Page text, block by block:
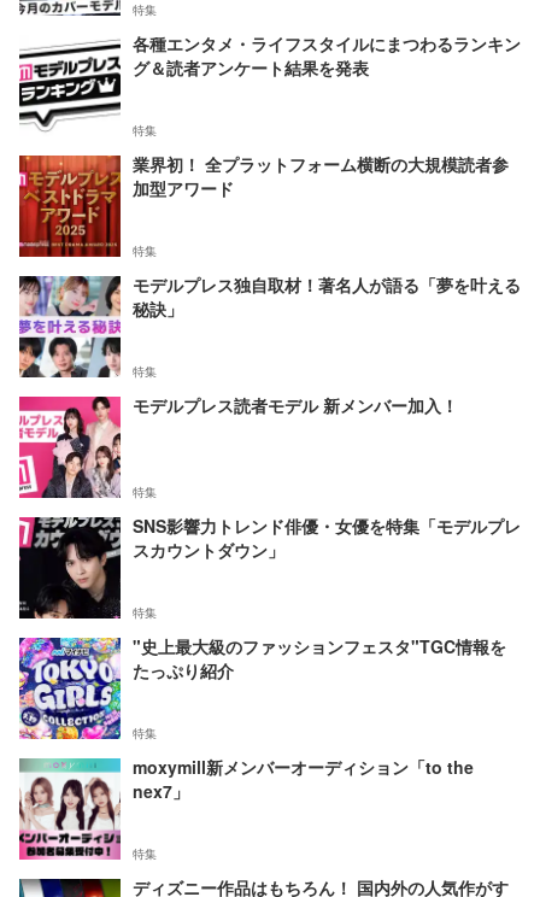
特集
各種エンタメ・ライフスタイルにまつわるランキン
グ＆読者アンケート結果を発表
特集
業界初！ 全プラットフォーム横断の大規模読者参
加型アワード
特集
モデルプレス独自取材！著名人が語る「夢を叶える
秘訣」
特集
モデルプレス読者モデル 新メンバー加入！
特集
SNS影響力トレンド俳優・女優を特集「モデルプレ
スカウントダウン」
特集
"史上最大級のファッションフェスタ"TGC情報を
たっぷり紹介
特集
moxymill新メンバーオーディション「to the
nex7」
特集
ディズニー作品はもちろん！ 国内外の人気作がす